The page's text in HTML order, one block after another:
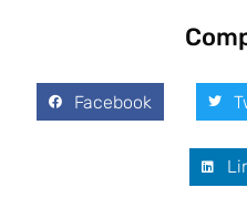
Facebook